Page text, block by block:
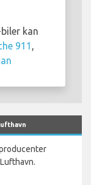
kan
911 ,